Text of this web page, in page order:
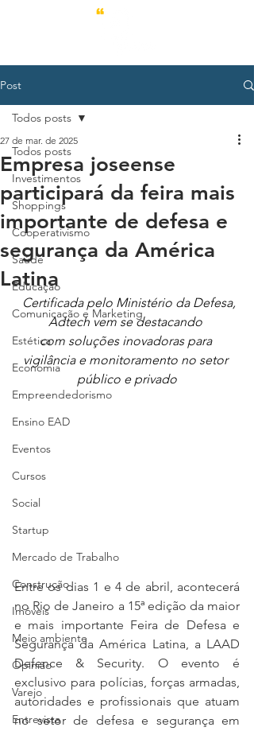
Post
Todos posts
Investimentos
Shoppings
Cooperativismo
Saúde
Educação
Comunicação e Marketing
Estética
Economia
Empreendedorismo
Ensino EAD
Eventos
Cursos
Social
Startup
Mercado de Trabalho
Construção
Imóveis
Meio ambiente
Opinião
Varejo
Entrevista
Todos posts
Empresa joseense
participará da feira mais
importante de defesa e
segurança da América
Latina
27 de mar. de 2025
Certificada pelo Ministério da Defesa,
Adtech vem se destacando
com soluções inovadoras para
vigilância e monitoramento no setor
público e privado
Entre os dias 1 e 4 de abril, acontecerá
no Rio de Janeiro a 15ª edição da maior
e mais importante Feira de Defesa e
Segurança da América Latina, a LAAD
Defence & Security. O evento é
exclusivo para polícias, forças armadas,
autoridades e profissionais que atuam
no setor de defesa e segurança em